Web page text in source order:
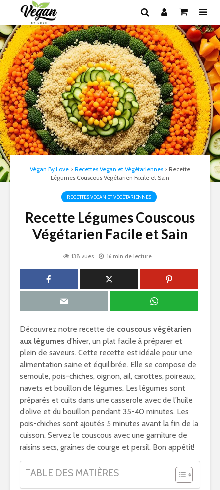
Végan By Love > Recettes Vegan et Végétariennes > Recette
Légumes Couscous Végétarien Facile et Sain
RECETTES VEGAN ET VÉGÉTARIENNES
Recette Légumes Couscous
Végétarien Facile et Sain
138 vues 16 min de lecture
Découvrez notre recette de couscous végétarien
aux légumes d’hiver, un plat facile à préparer et
plein de saveurs. Cette recette est idéale pour une
alimentation saine et équilibrée. Elle se compose de
semoule, pois-chiches, oignon, ail, carottes, poireaux,
navets et bouillon de légumes. Les légumes sont
préparés et cuits dans une casserole avec de l’huile
d’olive et du bouillon pendant 35-40 minutes. Les
pois-chiches sont ajoutés 5 minutes avant la fin de la
cuisson. Servez le couscous avec une garniture de
raisins secs, graines de courge et persil. Bon appétit!
TABLE DES MATIÈRES